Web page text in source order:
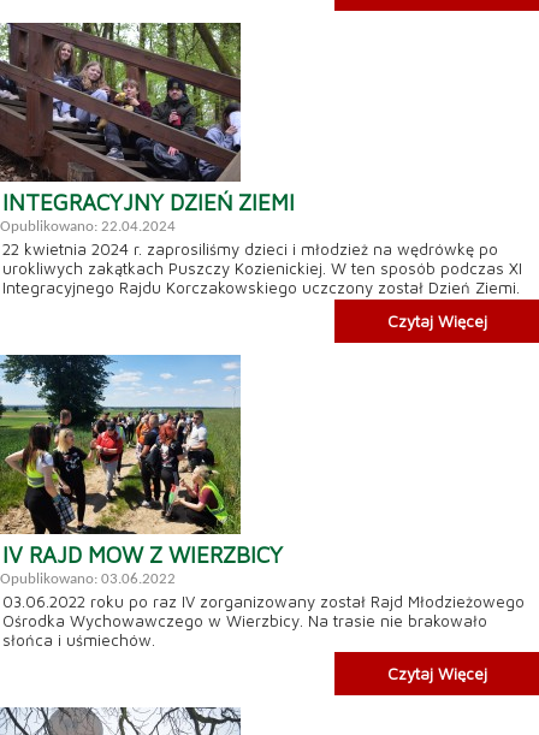
INTEGRACYJNY DZIEŃ ZIEMI
Opublikowano: 22.04.2024
22 kwietnia 2024 r. zaprosiliśmy dzieci i młodzież na wędrówkę po
urokliwych zakątkach Puszczy Kozienickiej. W ten sposób podczas XI
Integracyjnego Rajdu Korczakowskiego uczczony został Dzień Ziemi.
Czytaj Więcej
IV RAJD MOW Z WIERZBICY
Opublikowano: 03.06.2022
03.06.2022 roku po raz IV zorganizowany został Rajd Młodzieżowego
Ośrodka Wychowawczego w Wierzbicy. Na trasie nie brakowało
słońca i uśmiechów.
Czytaj Więcej